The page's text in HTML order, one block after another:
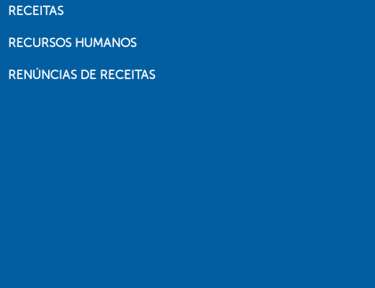
RECEITAS
RECURSOS HUMANOS
RENÚNCIAS DE RECEITAS